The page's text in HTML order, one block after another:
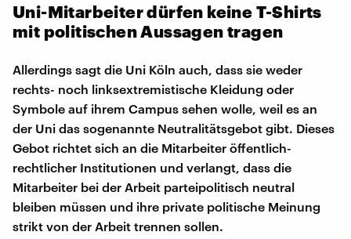
Uni-Mitarbeiter dürfen keine T-Shirts
mit politischen Aussagen tragen
Allerdings sagt die Uni Köln auch, dass sie weder
rechts- noch linksextremistische Kleidung oder
Symbole auf ihrem Campus sehen wolle, weil es an
der Uni das sogenannte Neutralitätsgebot gibt. Dieses
Gebot richtet sich an die Mitarbeiter öffentlich-
rechtlicher Institutionen und verlangt, dass die
Mitarbeiter bei der Arbeit parteipolitisch neutral
bleiben müssen und ihre private politische Meinung
strikt von der Arbeit trennen sollen.